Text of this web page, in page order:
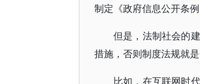
制定《政府信息公开条
但是，法制社会的
措施，否则制度法规就
比如，在互联网时